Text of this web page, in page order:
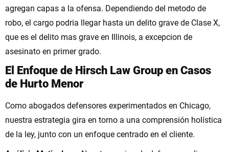
agregan capas a la ofensa. Dependiendo del metodo de
robo, el cargo podria llegar hasta un delito grave de Clase X,
que es el delito mas grave en Illinois, a excepcion de
asesinato en primer grado.
El Enfoque de Hirsch Law Group en Casos
de Hurto Menor
Como abogados defensores experimentados en Chicago,
nuestra estrategia gira en torno a una comprensión holística
de la ley, junto con un enfoque centrado en el cliente.